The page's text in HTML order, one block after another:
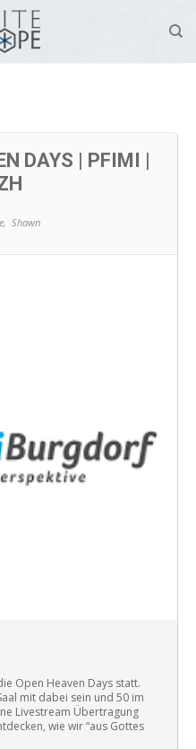
DAYS | PFIMI |
Shawn
Open Heaven Days statt.
mit dabei sein und 50 im
Livestream Übertragung
wie wir “aus Gottes